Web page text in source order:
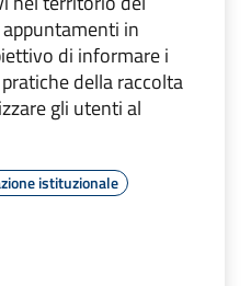
in
di informare i
della raccolta
gli utenti al
istituzionale